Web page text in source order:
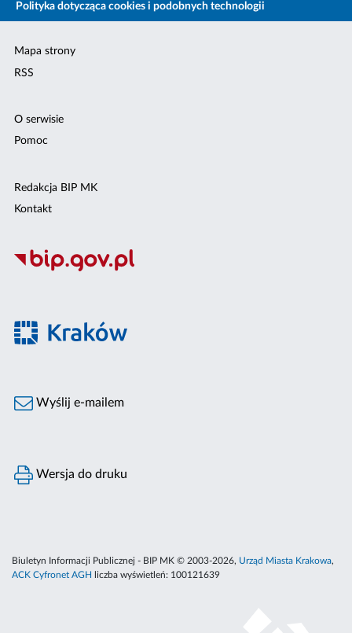
Polityka dotycząca cookies i podobnych technologii
Mapa strony
RSS
O serwisie
Pomoc
Redakcja BIP MK
Kontakt
Wyślij e-mailem
Wersja do druku
Biuletyn Informacji Publicznej - BIP MK © 2003-2026, Urząd Miasta Krakowa,
ACK Cyfronet AGH
liczba wyświetleń: 100121639